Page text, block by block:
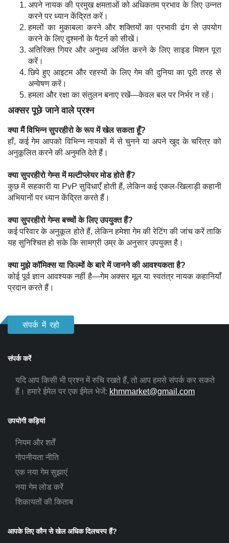
अपने नायक की प्रमुख क्षमताओं को अधिकतम प्रभाव के लिए उन्नत
करने पर ध्यान केंद्रित करें।
हमलों का मुकाबला करने और शक्तियों का प्रभावी ढंग से उपयोग
करने के लिए दुश्मनों के पैटर्न को सीखें।
अतिरिक्त गियर और अनुभव अर्जित करने के लिए साइड मिशन पूरा
करें।
छिपे हुए आइटम और रहस्यों के लिए गेम की दुनिया का पूरी तरह से
अन्वेषण करें।
हमला और रक्षा का संतुलन बनाए रखें—केवल बल पर निर्भर न रहें।
अक्सर पूछे जाने वाले प्रश्न
क्या मैं विभिन्न सुपरहीरो के रूप में खेल सकता हूँ?
हाँ, कई गेम आपको विभिन्न नायकों में से चुनने या अपने खुद के चरित्र को
अनुकूलित करने की अनुमति देते हैं।
क्या सुपरहीरो गेम्स में मल्टीप्लेयर मोड होते हैं?
कुछ में सहकारी या PvP सुविधाएँ होती हैं, लेकिन कई एकल-खिलाड़ी कहानी
अभियानों पर ध्यान केंद्रित करते हैं।
क्या सुपरहीरो गेम्स बच्चों के लिए उपयुक्त हैं?
कई परिवार के अनुकूल होते हैं, लेकिन हमेशा गेम की रेटिंग की जांच करें ताकि
यह सुनिश्चित हो सके कि सामग्री उम्र के अनुसार उपयुक्त है।
क्या मुझे कॉमिक्स या फिल्मों के बारे में जानने की आवश्यकता है?
कोई पूर्व ज्ञान आवश्यक नहीं है—गेम अक्सर मूल या स्वतंत्र नायक कहानियाँ
प्रदान करते हैं।
संपर्क में रहो
संपर्क करें
यदि आप किसी भी प्रश्न में रुचि रखते हैं, तो आप हमसे संपर्क कर सकते
हैं। हमारे ईमेल पर एक ईमेल भेजें: khmmarket@gmail.com
उपयोगी कड़ियां
नियम और शर्तें
गोपनीयता नीति
एक नया गेम सुझाएं
नया गेम लोड करें
शिकायतों की किताब
आपके लिए कौन से खेल अधिक दिलचस्प हैं?